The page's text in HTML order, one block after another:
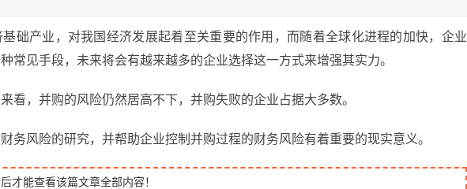
础产业，对我国经济发展起着至关重要的作用，而随着全球化进程的加快，企业
常见手段，未来将会有越来越多的企业选择这一方式来增强其实力。
看，并购的风险仍然居高不下，并购失败的企业占据大多数。
务风险的研究，并帮助企业控制并购过程的财务风险有着重要的现实意义。
才能查看该篇文章全部内容！